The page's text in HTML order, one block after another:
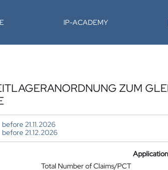
IP-ACADEMY
ZUM
before 21.11.2026
before 21.12.2026
Total Number of Claims/PCT